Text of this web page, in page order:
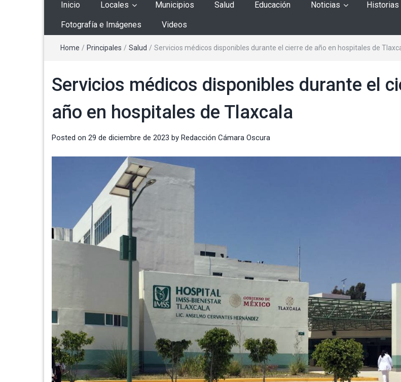
Inicio Locales Municipios Salud Educación Noticias Historias
Fotografía e Imágenes Videos
Home / Principales / Salud / Servicios médicos disponibles durante el cierre de año en hospitales de
Servicios médicos disponibles durante el
año en hospitales de Tlaxcala
Posted on 29 de diciembre de 2023 by Redacción Cámara Oscura